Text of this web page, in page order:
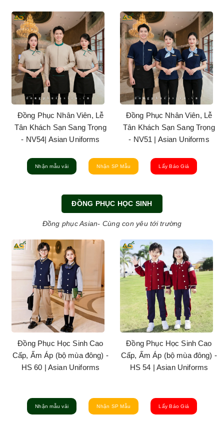
Đồng Phục Nhân Viên, Lễ
Tân Khách Sạn Sang Trọng
- NV58 | Asian Uniforms
Đồng Phục Nhân Viên, Lễ
Tân Khách Sạn Sang Trọng
- NV57 | Asian Uniforms
Nhận mẫu vải Nhận SP Mẫu Lấy Báo Giá
ĐỒNG PHỤC HỌC SINH
Đồng phục Asian- Cùng con yêu tới trường
Đồng Phục Học Sinh Cao
Cấp, Ấm Áp (bộ mùa đông) -
HS 32 | Asian Uniforms
Đồng Phục Học Sinh Cao
Cấp, Ấm Áp (bộ mùa đông) -
HS 40 | Asian Uniforms
Nhận mẫu vải Nhận SP Mẫu Lấy Báo Giá